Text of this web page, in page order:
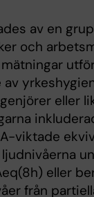
av en
och
eller
viktade
eller
från